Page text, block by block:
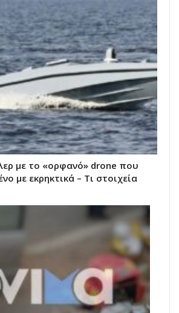
με το «ορφανό» drone που
με εκρηκτικά – Τι στοιχεία